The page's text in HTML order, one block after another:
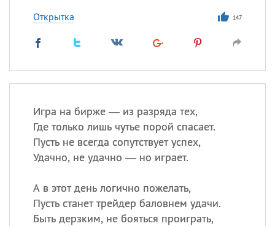
Открытка 147
Игра на бирже — из разряда тех,
Где только лишь чутье порой спасает.
Пусть не всегда сопутствует успех,
Удачно, не удачно — но играет.
А в этот день логично пожелать,
Пусть станет трейдер баловнем удачи.
Быть дерзким, не бояться проиграть,